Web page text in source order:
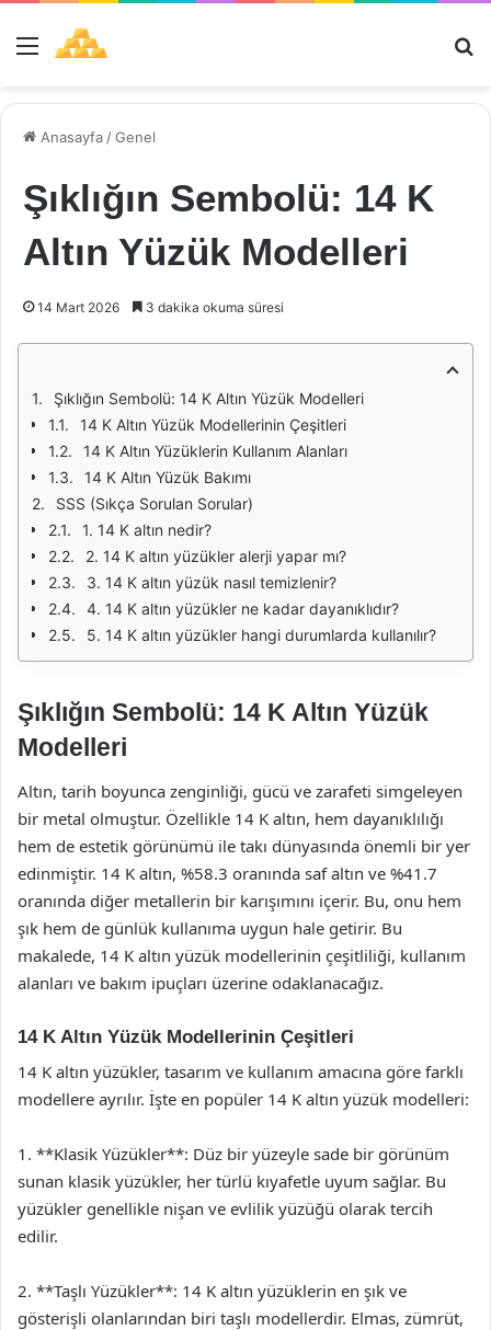
Menü
Anasayfa /Genel
Şıklığın Sembolü: 14 K
Altın Yüzük Modelleri
14 Mart 2026 3 dakika okuma süresi
Şıklığın Sembolü: 14 K Altın Yüzük Modelleri
14 K Altın Yüzük Modellerinin Çeşitleri
14 K Altın Yüzüklerin Kullanım Alanları
14 K Altın Yüzük Bakımı
SSS (Sıkça Sorulan Sorular)
1. 14 K altın nedir?
2. 14 K altın yüzükler alerji yapar mı?
3. 14 K altın yüzük nasıl temizlenir?
4. 14 K altın yüzükler ne kadar dayanıklıdır?
5. 14 K altın yüzükler hangi durumlarda kullanılır?
Şıklığın Sembolü: 14 K Altın Yüzük
Modelleri
Altın, tarih boyunca zenginliği, gücü ve zarafeti simgeleyen
bir metal olmuştur. Özellikle 14 K altın, hem dayanıklılığı
hem de estetik görünümü ile takı dünyasında önemli bir yer
edinmiştir. 14 K altın, %58.3 oranında saf altın ve %41.7
oranında diğer metallerin bir karışımını içerir. Bu, onu hem
şık hem de günlük kullanıma uygun hale getirir. Bu
makalede, 14 K altın yüzük modellerinin çeşitliliği, kullanım
alanları ve bakım ipuçları üzerine odaklanacağız.
14 K Altın Yüzük Modellerinin Çeşitleri
14 K altın yüzükler, tasarım ve kullanım amacına göre farklı
modellere ayrılır. İşte en popüler 14 K altın yüzük modelleri:
1. **Klasik Yüzükler**: Düz bir yüzeyle sade bir görünüm
sunan klasik yüzükler, her türlü kıyafetle uyum sağlar. Bu
yüzükler genellikle nişan ve evlilik yüzüğü olarak tercih
edilir.
2. **Taşlı Yüzükler**: 14 K altın yüzüklerin en şık ve
gösterişli olanlarından biri taşlı modellerdir. Elmas, zümrüt,